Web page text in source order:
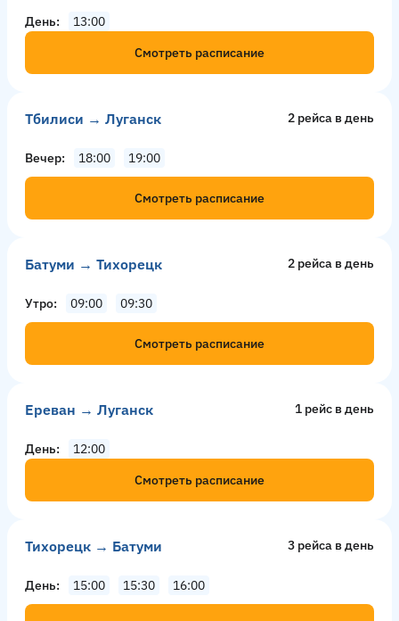
День
13:00
Смотреть расписание
Тбилиси → Луганск 2 рейсa в день
Вечер 18:00 19:00
Смотреть расписание
Батуми → Тихорецк 2 рейсa в день
Утро 09:00 09:30
Смотреть расписание
Ереван → Луганск 1 рейс в день
День
12:00
Смотреть расписание
Тихорецк → Батуми 3 рейсa в день
День 15:00 15:30 16:00